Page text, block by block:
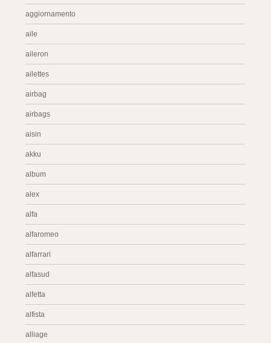
aggiornamento
aile
aileron
ailettes
airbag
airbags
aisin
akku
album
alex
alfa
alfaromeo
alfarrari
alfasud
alfetta
alfista
alliage